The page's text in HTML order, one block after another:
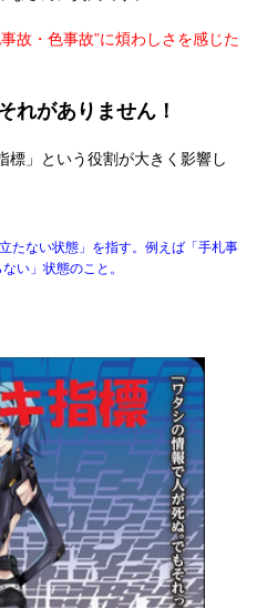
故・色事故”に煩わしさを感じた
れがありません！
標」という役割が大きく影響し
たない状態」を指す。例えば「手札事
い」状態のこと。